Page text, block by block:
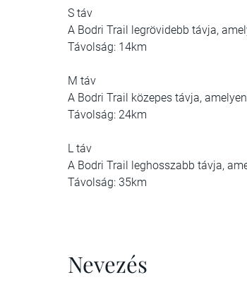
S táv
A Bodri Trail legrövidebb távja,
Távolság: 14km
M táv
A Bodri Trail közepes távja,
Távolság: 24km
L táv
A Bodri Trail leghosszabb távja,
Távolság: 35km
Nevezés